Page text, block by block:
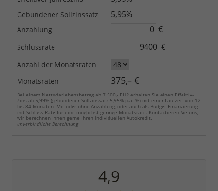
Gebundener Sollzinssatz 5,95%
Anzahlung €
Schlussrate €
Anzahl der Monatsraten
Monatsraten
375,– €
Bei einem Nettodarlehensbetrag ab 7.500,- EUR erhalten Sie einen Effektiv-
Zins ab 5,99% (gebundener Sollzinssatz 5,95% p.a. %) mit einer Laufzeit von 12
bis 84 Monaten. Mit oder ohne Anzahlung, oder auch als Budget-Finanzierung
mit Schluss-Rate für eine möglichst geringe Monatsrate. Kontaktieren Sie uns,
wir berechnen Ihnen gerne Ihren individuellen Autokredit.
unverbindliche Berechnung
4,9